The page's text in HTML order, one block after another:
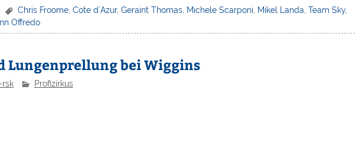
Chris Froome, Cote d`Azur, Geraint Thomas, Michele Scarponi Mikel Landa Team Sky,
Offredo
Lungenprellung bei Wiggins
rsk Profizirkus